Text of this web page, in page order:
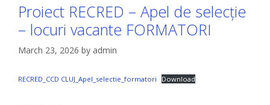
Proiect RECRED – Apel de selecție
– locuri vacante FORMATORI
March 23, 2026 by admin
RECRED_CCD CLUJ_Apel_selectie_formatori Download